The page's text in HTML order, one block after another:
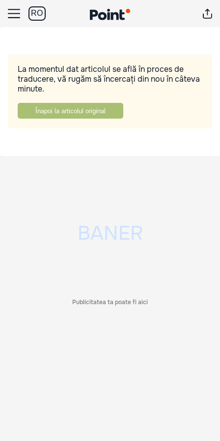
RO
La momentul dat articolul se află în proces de
traducere, vă rugăm să încercați din nou în câteva
minute.
Înapoi la articolul original
Publicitatea ta poate fi aici